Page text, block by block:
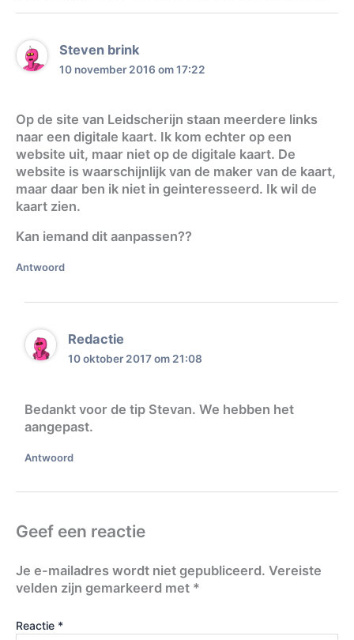
Steven brink
10 november 2016 om 17:22
Op de site van Leidscherijn staan meerdere links
naar een digitale kaart. Ik kom echter op een
website uit, maar niet op de digitale kaart. De
website is waarschijnlijk van de maker van de kaart,
maar daar ben ik niet in geinteresseerd. Ik wil de
kaart zien.
Kan iemand dit aanpassen??
Antwoord
Redactie
10 oktober 2017 om 21:08
Bedankt voor de tip Stevan. We hebben het
aangepast.
Antwoord
Geef een reactie
Je e-mailadres wordt niet gepubliceerd. Vereiste
velden zijn gemarkeerd met *
Reactie *